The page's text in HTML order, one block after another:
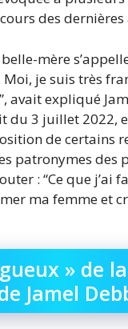
des dernières
mère
je suis très
avait expliqué
du 3 juillet 2022,
de certains
patronymes des
: “Ce que j’ai
ma femme et
» de
Jamel